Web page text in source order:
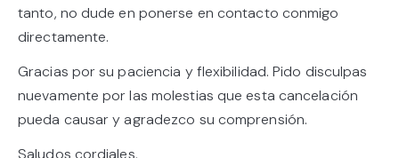
tanto, no dude en ponerse en contacto conmigo
directamente.
Gracias por su paciencia y flexibilidad. Pido disculpas
nuevamente por las molestias que esta cancelación
pueda causar y agradezco su comprensión.
Saludos cordiales,